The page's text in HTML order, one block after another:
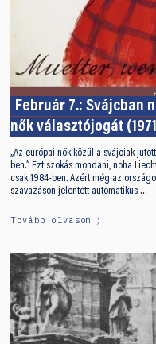
Február 7.: Svájcban
nők választójogát
„Az európai nők közül a svájciak
ben.” Ezt szokás mondani, noha
csak 1984-ben. Azért még az
szavazáson jelentett automatikus …
Tovább olvasom